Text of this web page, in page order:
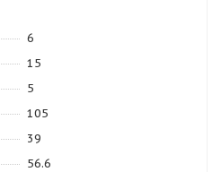
6
15
5
105
39
56.6